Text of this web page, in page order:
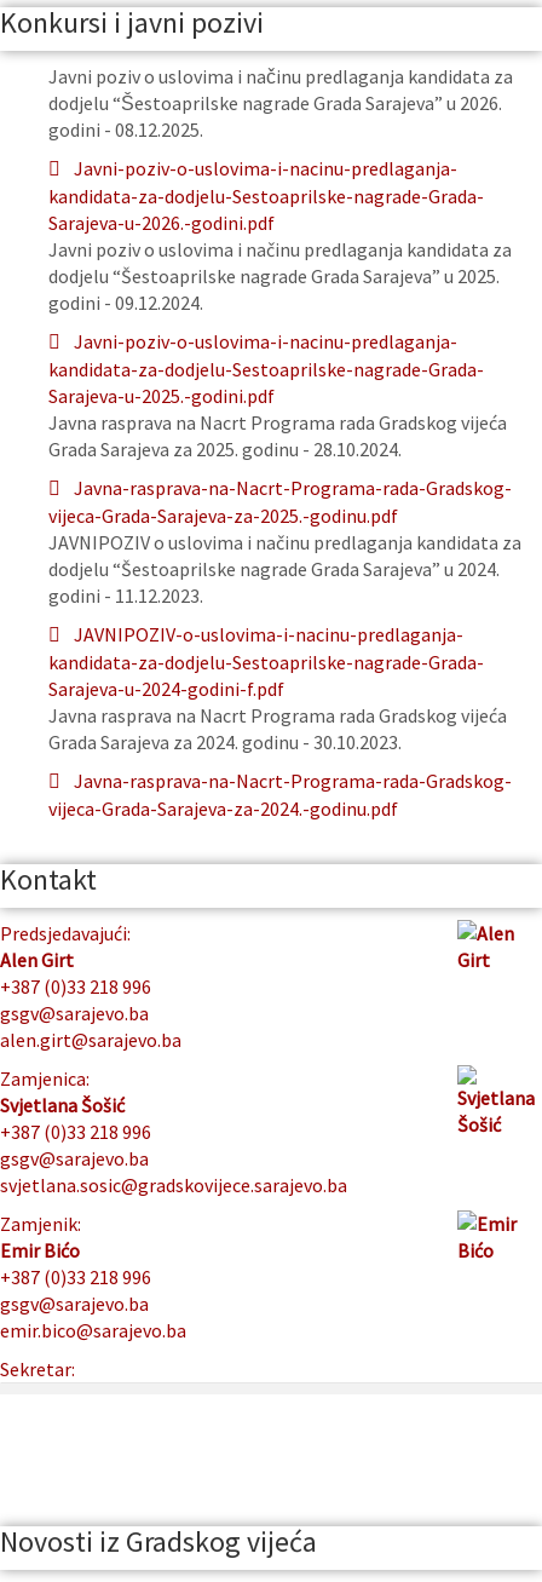
Konkursi i javni pozivi
Javni poziv o uslovima i načinu predlaganja kandidata za
dodjelu “Šestoaprilske nagrade Grada Sarajeva” u 2026.
godini - 08.12.2025.
Javni-poziv-o-uslovima-i-nacinu-predlaganja-
kandidata-za-dodjelu-Sestoaprilske-nagrade-Grada-
Sarajeva-u-2026.-godini.pdf
Javni poziv o uslovima i načinu predlaganja kandidata za
dodjelu “Šestoaprilske nagrade Grada Sarajeva” u 2025.
godini - 09.12.2024.
Javni-poziv-o-uslovima-i-nacinu-predlaganja-
kandidata-za-dodjelu-Sestoaprilske-nagrade-Grada-
Sarajeva-u-2025.-godini.pdf
Javna rasprava na Nacrt Programa rada Gradskog vijeća
Grada Sarajeva za 2025. godinu - 28.10.2024.
Javna-rasprava-na-Nacrt-Programa-rada-Gradskog-
vijeca-Grada-Sarajeva-za-2025.-godinu.pdf
JAVNIPOZIV o uslovima i načinu predlaganja kandidata za
dodjelu “Šestoaprilske nagrade Grada Sarajeva” u 2024.
godini - 11.12.2023.
JAVNIPOZIV-o-uslovima-i-nacinu-predlaganja-
kandidata-za-dodjelu-Sestoaprilske-nagrade-Grada-
Sarajeva-u-2024-godini-f.pdf
Javna rasprava na Nacrt Programa rada Gradskog vijeća
Grada Sarajeva za 2024. godinu - 30.10.2023.
Javna-rasprava-na-Nacrt-Programa-rada-Gradskog-
vijeca-Grada-Sarajeva-za-2024.-godinu.pdf
Kontakt
Predsjedavajući:
Alen Girt
+387 (0)33 218 996
gsgv@sarajevo.ba
alen.girt@sarajevo.ba
Zamjenica:
Svjetlana Šošić
+387 (0)33 218 996
gsgv@sarajevo.ba
svjetlana.sosic@gradskovijece.sarajevo.ba
Zamjenik:
Emir Bićo
+387 (0)33 218 996
gsgv@sarajevo.ba
emir.bico@sarajevo.ba
Sekretar:
Novosti iz Gradskog vijeća